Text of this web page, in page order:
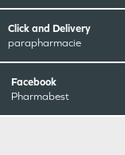
Click and Delivery
parapharmacie
Facebook
Pharmabest